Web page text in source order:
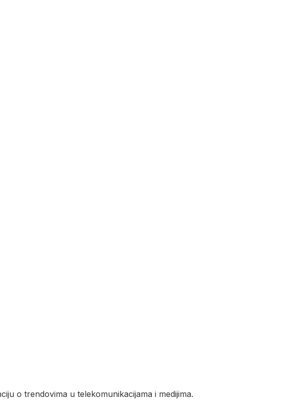
o trendovima u telekomunikacijama i medijima.